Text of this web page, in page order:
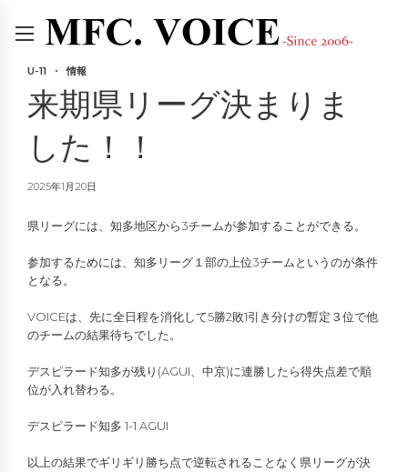
U-11 情報
来期県リーグ決まりま
した！！
2025年1月20日
県リーグには、知多地区から3チームが参加することができる。
参加するためには、知多リーグ１部の上位3チームというのが条件
となる。
VOICEは、先に全日程を消化して5勝2敗1引き分けの暫定３位で他
のチームの結果待ちでした。
デスピラード知多が残り(AGUI、中京)に連勝したら得失点差で順
位が入れ替わる。
デスピラード知多 1-1 AGUI
以上の結果でギリギリ勝ち点で逆転されることなく県リーグが決